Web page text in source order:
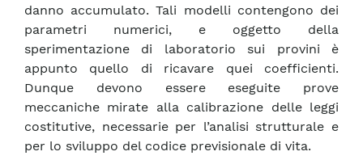
danno accumulato. Tali modelli contengono dei
parametri numerici, e oggetto della
sperimentazione di laboratorio sui provini è
appunto quello di ricavare quei coefficienti.
Dunque devono essere eseguite prove
meccaniche mirate alla calibrazione delle leggi
costitutive, necessarie per l’analisi strutturale e
per lo sviluppo del codice previsionale di vita.